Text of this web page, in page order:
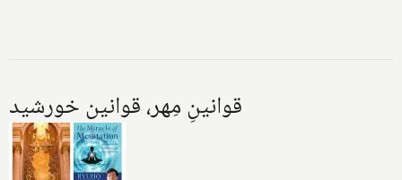
قوانین‌ِ مِهر، قوانین خورشید